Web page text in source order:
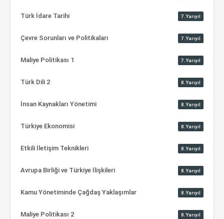
Türk İdare Tarihi 7.Yarıyıl
Çevre Sorunları ve Politikaları 7.Yarıyıl
Maliye Politikası 1 7.Yarıyıl
Türk Dili 2 8.Yarıyıl
İnsan Kaynakları Yönetimi 8.Yarıyıl
Türkiye Ekonomisi 8.Yarıyıl
Etkili İletişim Teknikleri 8.Yarıyıl
Avrupa Birliği ve Türkiye İlişkileri 8.Yarıyıl
Kamu Yönetiminde Çağdaş Yaklaşımlar 8.Yarıyıl
Maliye Politikası 2 8.Yarıyıl